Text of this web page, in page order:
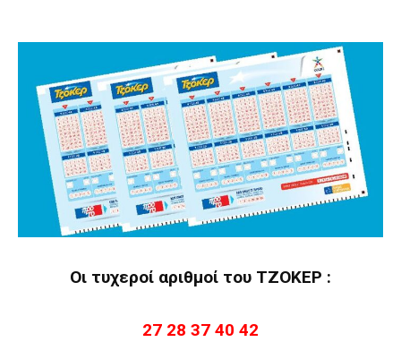
Οι τυχεροί αριθμοί του ΤΖΟΚΕΡ :
27 28 37 40 42